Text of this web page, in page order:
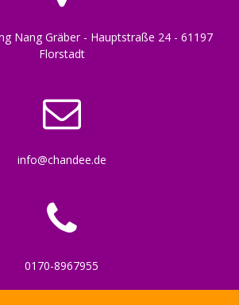
Nang Gräber - Hauptstraße 24 - 61197
Florstadt
info@chandee.de
0170-8967955